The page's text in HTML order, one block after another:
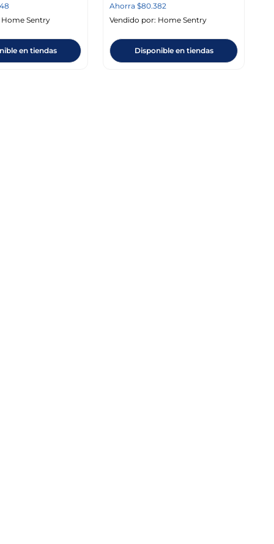
Home Sentry
en tiendas
Ahorra$80.382
Vendido por: Home Sentry
Disponible en tiendas